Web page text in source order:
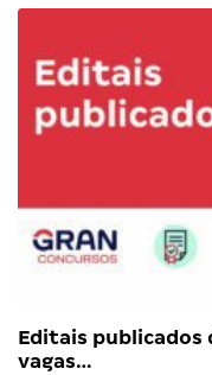
Editais publicados
vagas…